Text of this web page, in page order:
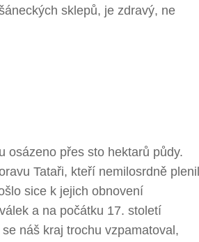
sklepů, je zdravý, ne
osázeno přes sto hektarů půdy.
Tataři, kteří nemilosrdně
sice k jejich obnovení
a na počátku 17. století
náš kraj trochu vzpamatoval,